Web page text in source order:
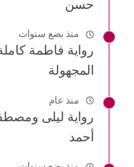
حسن
منذ بضع سنوات
رواية فاطمة كاملة
المجهولة
منذ عام
رواية ليلى
أحمد